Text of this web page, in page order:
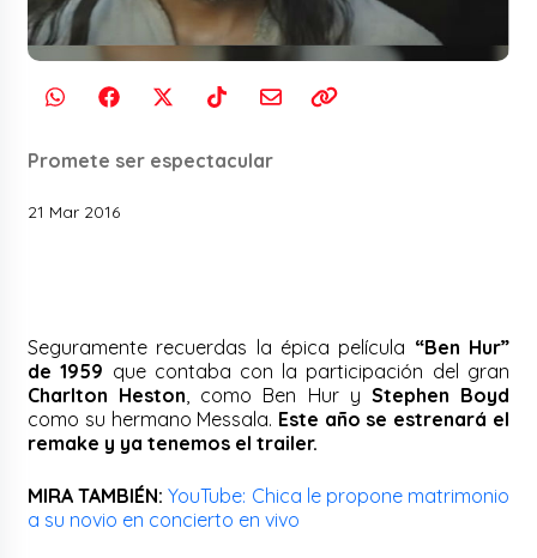
Promete ser espectacular
21 Mar 2016
Seguramente recuerdas la épica película “Ben Hur”
de 1959 que contaba con la participación del gran
Charlton Heston , como Ben Hur y Stephen Boyd
como su hermano Messala. Este año se estrenará el
remake y ya tenemos el trailer.
MIRA TAMBIÉN: YouTube: Chica le propone matrimonio
a su novio en concierto en vivo